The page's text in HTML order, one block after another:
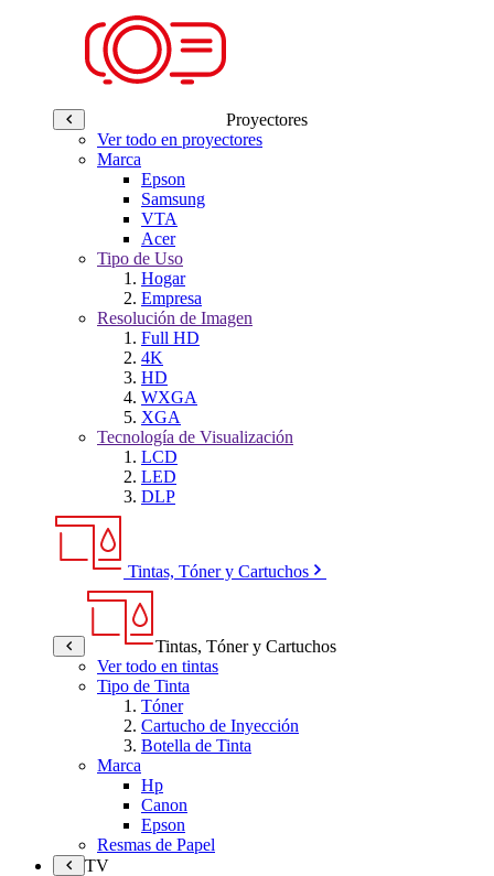
Proyectores
Ver todo en proyectores
Marca
Epson
Samsung
VTA
Acer
Tipo de Uso
Hogar
Empresa
Resolución de Imagen
Full HD
4K
HD
WXGA
XGA
Tecnología de Visualización
LCD
LED
DLP
Tintas, Tóner y Cartuchos
Tintas, Tóner y Cartuchos
Ver todo en tintas
Tipo de Tinta
Tóner
Cartucho de Inyección
Botella de Tinta
Marca
Hp
Canon
Epson
Resmas de Papel
TV